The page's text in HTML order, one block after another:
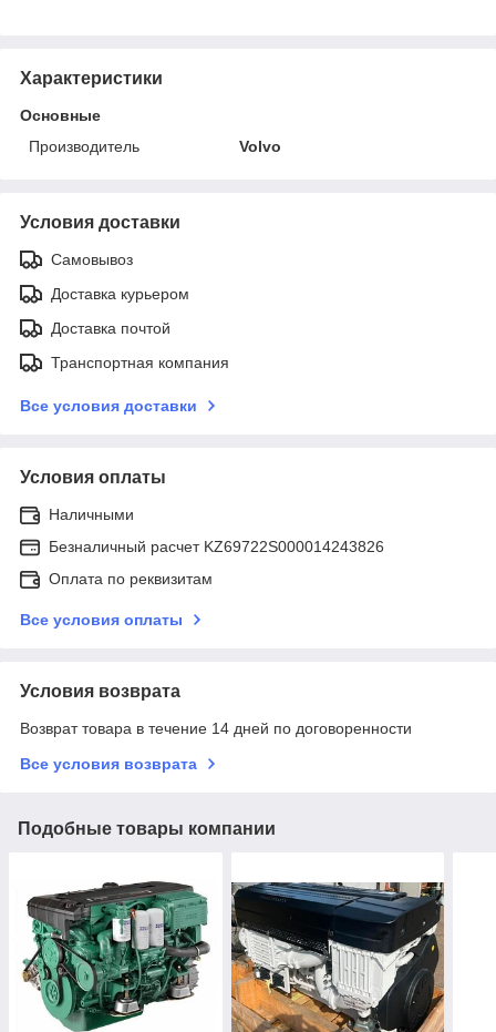
Характеристики
Основные
Производитель
Volvo
Условия доставки
Самовывоз
Доставка курьером
Доставка почтой
Транспортная компания
Все условия доставки
Условия оплаты
Наличными
Безналичный расчет KZ69722S000014243826
Оплата по реквизитам
Все условия оплаты
Условия возврата
Возврат товара в течение 14 дней по договоренности
Все условия возврата
Подобные товары компании